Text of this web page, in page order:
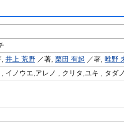
井上 荒野 ／著, 栗田 有起 ／著, 唯野
イノウエ,アレノ , クリタ,ユキ , タダ